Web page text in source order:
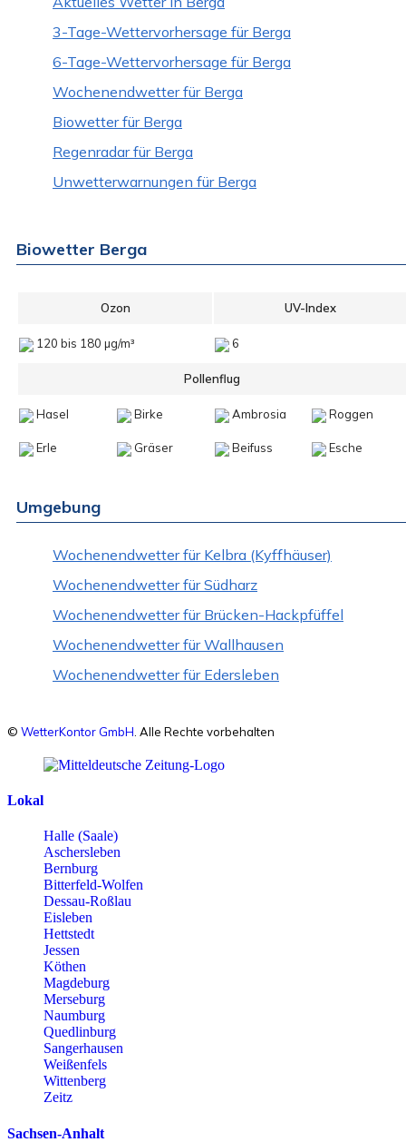
3-Tage-Wettervorhersage für Berga
6-Tage-Wettervorhersage für Berga
Wochenendwetter für Berga
Biowetter für Berga
Regenradar für Berga
Unwetterwarnungen für Berga
Biowetter Berga
Ozon UV-Index
120 bis 180 µg/m³ 6
Pollenflug
Hasel Birke Ambrosia Roggen
Erle Gräser Beifuss Esche
Umgebung
Wochenendwetter für Kelbra (Kyffhäuser)
Wochenendwetter für Südharz
Wochenendwetter für Brücken-Hackpfüffel
Wochenendwetter für Wallhausen
Wochenendwetter für Edersleben
© WetterKontor GmbH . Alle Rechte vorbehalten
Lokal
Halle (Saale)
Aschersleben
Bernburg
Bitterfeld-Wolfen
Dessau-Roßlau
Eisleben
Hettstedt
Jessen
Köthen
Magdeburg
Merseburg
Naumburg
Quedlinburg
Sangerhausen
Weißenfels
Wittenberg
Zeitz
Sachsen-Anhalt